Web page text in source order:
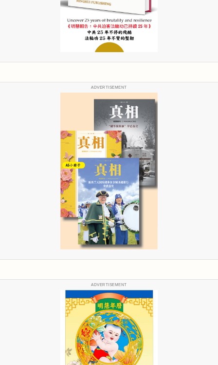
ADVERTISEMENT
ADVERTISEMENT